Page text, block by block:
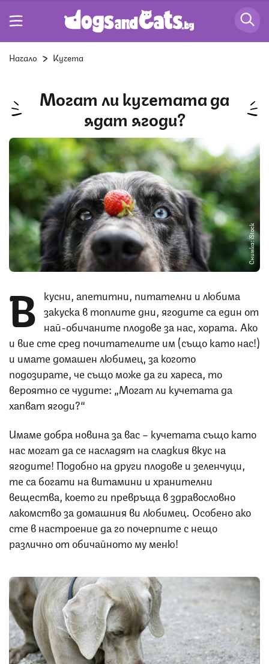
Начало Кучета
Могат ли кучетата да
ядат ягоди?
Снимка: iStock
В кусни, апетитни, питателни и любима
закуска в топлите дни, ягодите са един от
най-обичаните плодове за нас, хората. Ако
и вие сте сред почитателите им (също като нас!)
и имате домашен любимец, за когото
подозирате, че също може да ги хареса, то
вероятно се чудите: „Могат ли кучетата да
хапват ягоди?“
Имаме добра новина за вас – кучетата също като
нас могат да се насладят на сладкия вкус на
ягодите! Подобно на други плодове и зеленчуци,
те са богати на витамини и хранителни
вещества, което ги превръща в здравословно
лакомство за домашния ви любимец. Особено ако
сте в настроение да го почерпите с нещо
различно от обичайното му меню!